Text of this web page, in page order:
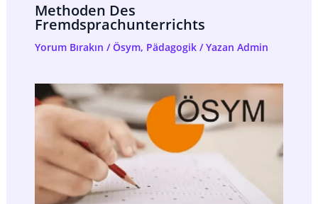
Methoden Des
Fremdsprachunterrichts
Yorum Bırakın /Ösym, Pädagogik/ Yazan Admin